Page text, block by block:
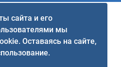
сайта и его
мы
Оставаясь на сайте,